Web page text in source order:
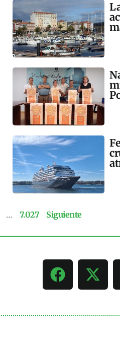
… 7.027 Siguiente